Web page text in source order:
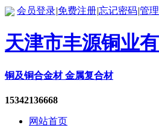
会员登录|免费注册|忘记密码|管
天津市丰源铜业
铜及铜合金材 金属复合材
15342136668
网站首页